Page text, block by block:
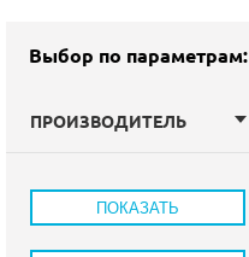
Выбор по параметрам:
ПРОИЗВОДИТЕЛЬ